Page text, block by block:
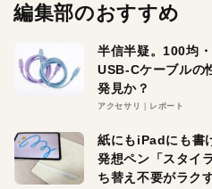
編集部のおすすめ
半信半疑。100均
USB-Cケーブルの
発見か？
アクセサリ レポート
紙にもiPadにも書
発想ペン「スタイ
ち替え不要がラク